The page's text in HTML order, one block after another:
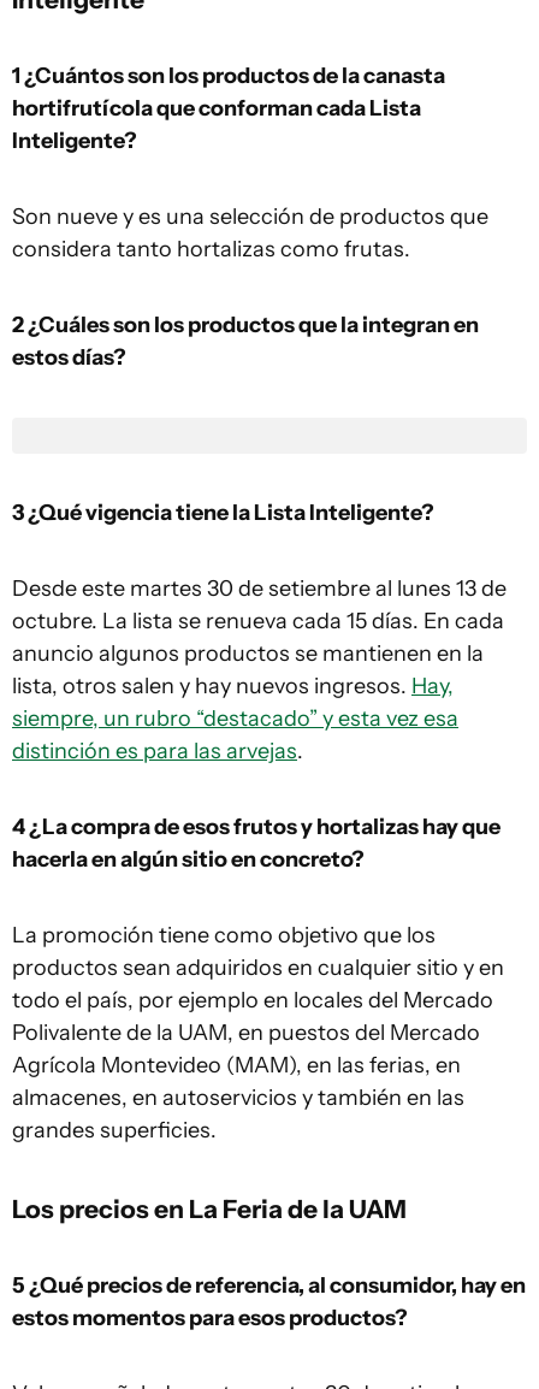
1 ¿Cuántos son los productos de la canasta
hortifrutícola que conforman cada Lista
Inteligente?
Son nueve y es una selección de productos que
considera tanto hortalizas como frutas.
2 ¿Cuáles son los productos que la integran en
estos días?
3 ¿Qué vigencia tiene la Lista Inteligente?
Desde este martes 30 de setiembre al lunes 13 de
octubre. La lista se renueva cada 15 días. En cada
anuncio algunos productos se mantienen en la
lista, otros salen y hay nuevos ingresos. Hay,
siempre, un rubro “destacado” y esta vez esa
distinción es para las arvejas.
4 ¿La compra de esos frutos y hortalizas hay que
hacerla en algún sitio en concreto?
La promoción tiene como objetivo que los
productos sean adquiridos en cualquier sitio y en
todo el país, por ejemplo en locales del Mercado
Polivalente de la UAM, en puestos del Mercado
Agrícola Montevideo (MAM), en las ferias, en
almacenes, en autoservicios y también en las
grandes superficies.
Los precios en La Feria de la UAM
5 ¿Qué precios de referencia, al consumidor, hay en
estos momentos para esos productos?